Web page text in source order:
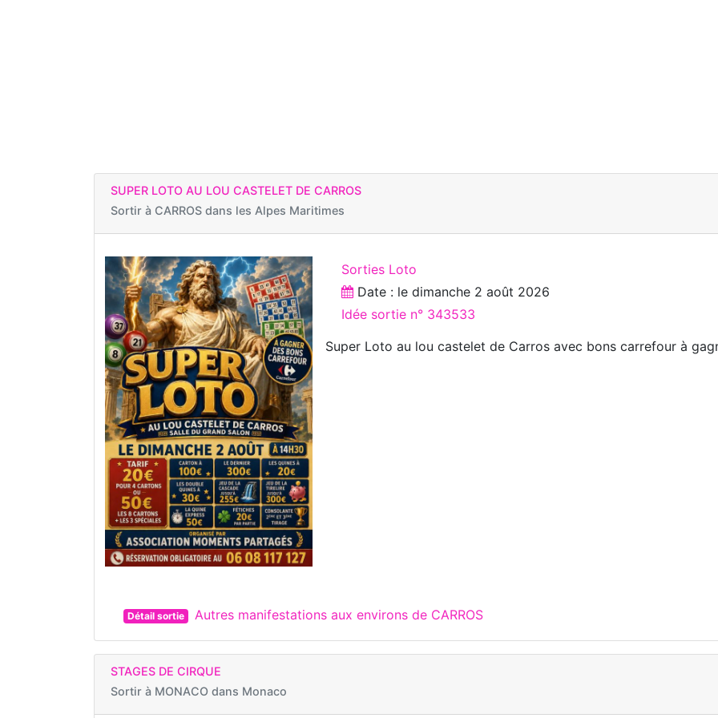
SUPER LOTO AU LOU CASTELET DE CARROS
Sortir à CARROS dans les Alpes Maritimes
Sorties Loto
Date : le dimanche 2 août 2026
Idée sortie n° 343533
Super Loto au lou castelet de Carros avec bons carrefour à
Détail sortie Autres manifestations aux environs de CARROS
STAGES DE CIRQUE
Sortir à MONACO dans Monaco